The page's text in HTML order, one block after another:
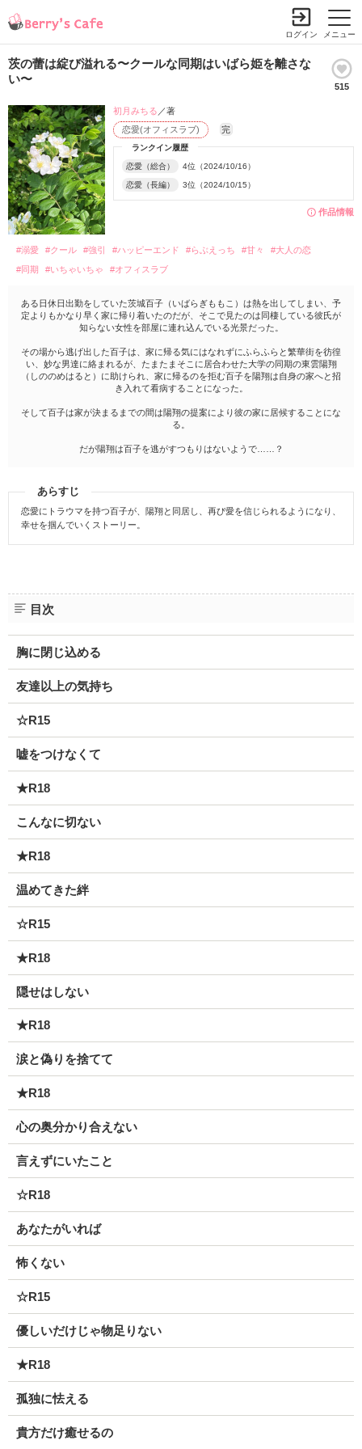
メニュー
ログイン
茨の蕾は綻び溢れる〜クールな同期はいばら姫を離さな
い〜
515
作品情報
ランクイン履歴
恋愛（総合） 4位（2024/10/16）
恋愛（長編） 3位（2024/10/15）
恋愛(オフィスラブ) 完
初月みちる ／著
#溺愛 #クール #強引 #ハッピーエンド #らぶえっち #甘々
#大人の恋
#同期
#いちゃいちゃ #オフィスラブ
ある日休日出勤をしていた茨城百子（いばらぎももこ）は熱を出してしまい、予
定よりもかなり早く家に帰り着いたのだが、そこで見たのは同棲している彼氏が
知らない女性を部屋に連れ込んでいる光景だった。
その場から逃げ出した百子は、家に帰る気にはなれずにふらふらと繁華街を彷徨
い、妙な男達に絡まれるが、たまたまそこに居合わせた大学の同期の東雲陽翔
（しののめはると）に助けられ、家に帰るのを拒む百子を陽翔は自身の家へと招
き入れて看病することになった。
そして百子は家が決まるまでの間は陽翔の提案により彼の家に居候することにな
る。
だが陽翔は百子を逃がすつもりはないようで……？
あらすじ
恋愛にトラウマを持つ百子が、陽翔と同居し、再び愛を信じられるようになり、
幸せを掴んでいくストーリー。
目次
胸に閉じ込める
友達以上の気持ち
☆R15
嘘をつけなくて
★R18
こんなに切ない
★R18
温めてきた絆
☆R15
★R18
隠せはしない
★R18
涙と偽りを捨てて
★R18
心の奥分かり合えない
言えずにいたこと
☆R18
あなたがいれば
怖くない
☆R15
優しいだけじゃ物足りない
★R18
孤独に怯える
貴方だけ癒せるの